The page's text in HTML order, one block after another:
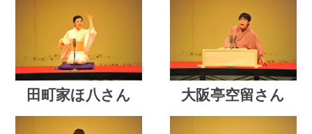
田町家ほ八さん 大阪亭空留さん